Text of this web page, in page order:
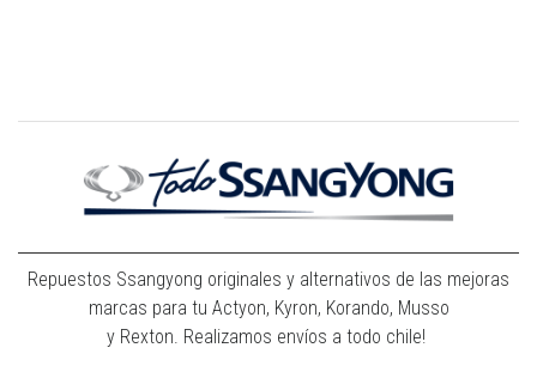
Repuestos Ssangyong originales y alternativos de las mejoras
marcas para tu Actyon, Kyron, Korando, Musso
y Rexton. Realizamos envíos a todo chile!